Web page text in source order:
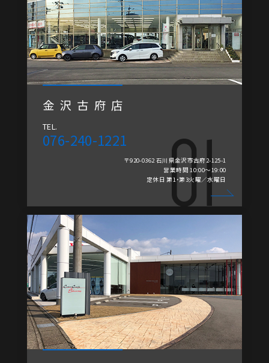
金沢古府店
TEL.
076-240-1221
〒920-0362 石川県金沢市古府2-125-1
営業時間 10:00～19:00
定休日 第1・第3火曜／水曜日